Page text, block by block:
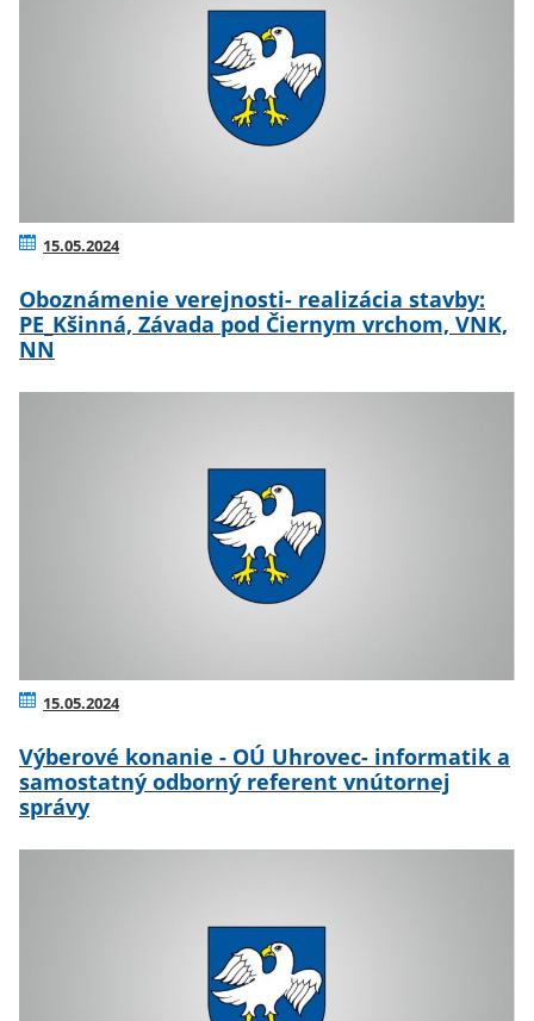
15.05.2024
Oboznámenie verejnosti- realizácia stavby:
PE_Kšinná, Závada pod Čiernym vrchom, VNK,
NN
15.05.2024
Výberové konanie - OÚ Uhrovec- informatik a
samostatný odborný referent vnútornej
správy